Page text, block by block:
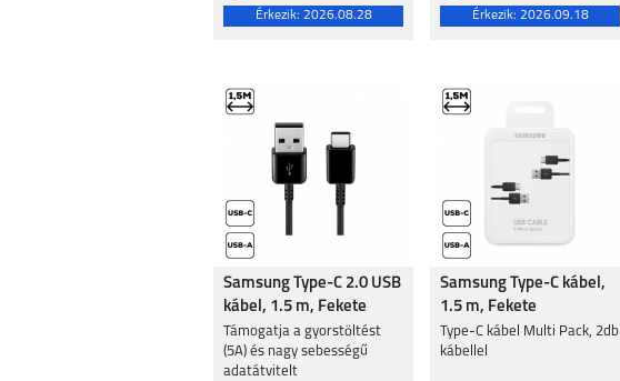
Érkezik: 2026.08.28 Érkezik: 2026.09.18
Samsung Type-C 2.0 USB
kábel, 1.5 m, Fekete
Támogatja a gyorstöltést
(5A) és nagy sebességű
adatátvitelt
Samsung Type-C kábel,
1.5 m, Fekete
Type-C kábel Multi Pack, 2db
kábellel